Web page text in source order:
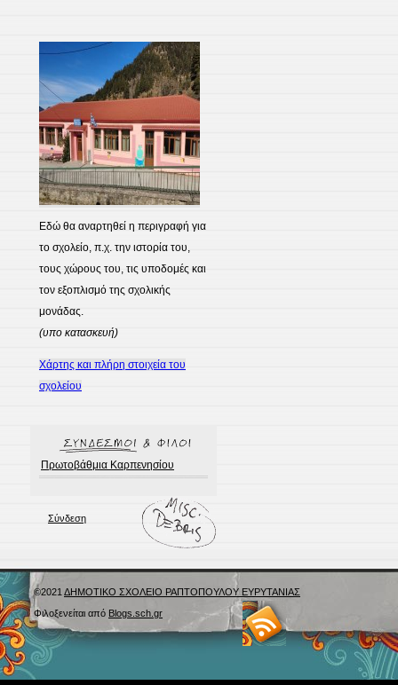
Εδώ θα αναρτηθεί η περιγραφή για
το σχολείο, π.χ. την ιστορία του,
τους χώρους του, τις υποδομές και
τον εξοπλισμό της σχολικής
μονάδας.
(υπο κατασκευή)
Χάρτης και πλήρη στοιχεία του
σχολείου
Πρωτοβάθμια Καρπενησίου
Σύνδεση
©2021 ΔΗΜΟΤΙΚΟ ΣΧΟΛΕΙΟ ΡΑΠΤΟΠΟΥΛΟΥ ΕΥΡΥΤΑΝΙΑΣ
Φιλοξενείται από Blogs.sch.gr